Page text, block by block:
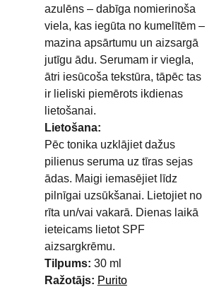
azulēns – dabīga nomierinoša
viela, kas iegūta no kumelītēm –
mazina apsārtumu un aizsargā
jutīgu ādu. Serumam ir viegla,
ātri iesūcoša tekstūra, tāpēc tas
ir lieliski piemērots ikdienas
lietošanai.
Lietošana:
Pēc tonika uzklājiet dažus
pilienus seruma uz tīras sejas
ādas. Maigi iemasējiet līdz
pilnīgai uzsūkšanai. Lietojiet no
rīta un/vai vakarā. Dienas laikā
ieteicams lietot SPF
aizsargkrēmu.
Tilpums: 30 ml
Ražotājs: Purito